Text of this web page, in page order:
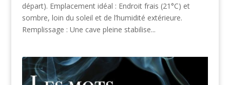
départ). Emplacement idéal : Endroit frais (21°C) et
sombre, loin du soleil et de l’humidité extérieure.
Remplissage : Une cave pleine stabilise...